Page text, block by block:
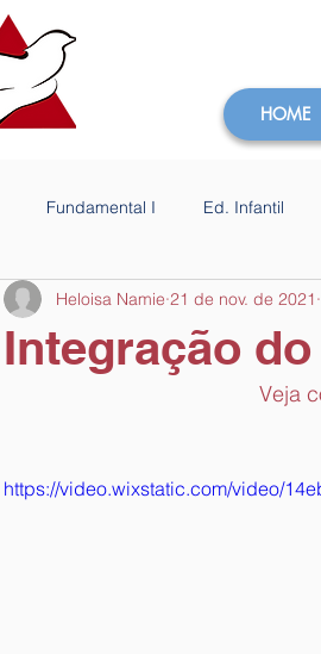
HOME
Fundamental I Ed. Infantil
Integração do
Heloisa Namie 21 de nov. de 2021
Veja
https://video.wixstatic.com/video/